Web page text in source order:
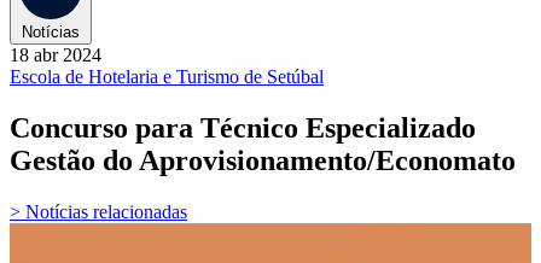
Notícias
18 abr 2024
Escola de Hotelaria e Turismo de Setúbal
Concurso para Técnico Especializado
Gestão do Aprovisionamento/Economato
> Notícias relacionadas